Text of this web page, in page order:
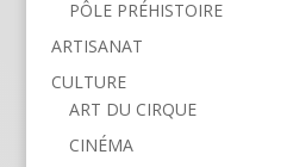
PÔLE PRÉHISTOIRE
ARTISANAT
CULTURE
ART DU CIRQUE
CINÉMA